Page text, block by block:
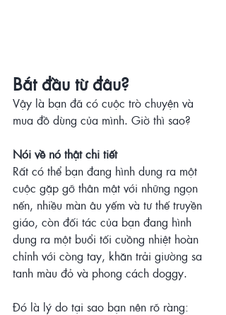
Bắt đầu từ đâu?
Vậy là bạn đã có cuộc trò chuyện và
mua đồ dùng của mình. Giờ thì sao?
Nói về nó thật chi tiết
Rất có thể bạn đang hình dung ra một
cuộc gặp gỡ thân mật với những ngọn
nến, nhiều màn âu yếm và tư thế truyền
giáo, còn đối tác của bạn đang hình
dung ra một buổi tối cuồng nhiệt hoàn
chỉnh với còng tay, khăn trải giường sa
tanh màu đỏ và phong cách doggy.
Đó là lý do tại sao bạn nên rõ ràng: